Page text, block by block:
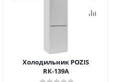
Холодильник POZIS
RК-139А